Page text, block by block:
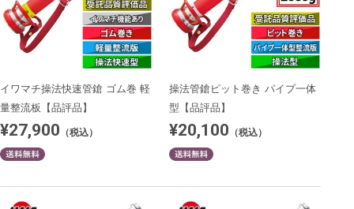
イワマチ操法快速管鎗 ゴム巻 軽
量整流板【品評品】
¥27,900 （税込）
操法管鎗ピット巻き パイプ一体
型【品評品】
¥20,100 （税込）